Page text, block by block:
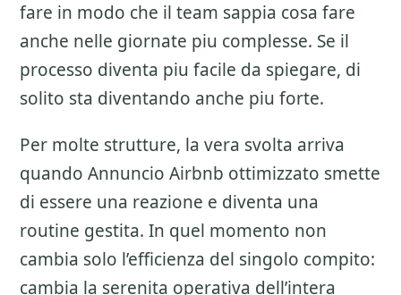
fare in modo che il team sappia cosa fare
anche nelle giornate piu complesse. Se il
processo diventa piu facile da spiegare, di
solito sta diventando anche piu forte.
Per molte strutture, la vera svolta arriva
quando Annuncio Airbnb ottimizzato smette
di essere una reazione e diventa una
routine gestita. In quel momento non
cambia solo l’efficienza del singolo compito:
cambia la serenita operativa dell’intera